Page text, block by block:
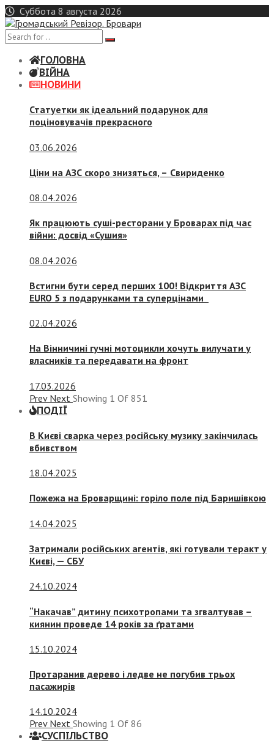
Skip
to
content
Суббота 8 августа 2026
ГОЛОВНА
ВІЙНА
НОВИНИ
Статуетки як ідеальний подарунок для
поціновувачів прекрасного
03.06.2026
Ціни на АЗС скоро знизяться, – Свириденко
08.04.2026
Як працюють суші-ресторани у Броварах під час
війни: досвід «Сушия»
08.04.2026
Встигни бути серед перших 100! Відкриття АЗС
EURO 5 з подарунками та суперцінами
02.04.2026
На Вінничині гучні мотоцикли хочуть вилучати у
власників та передавати на фронт
17.03.2026
Prev Next Showing 1 Of 851
ПОДІЇ
В Києві сварка через російську музику закінчилась
вбивством
18.04.2025
Пожежа на Броварщині: горіло поле під Баришівкою
14.04.2025
Затримали російських агентів, які готували теракт у
Києві, — СБУ
24.10.2024
“Накачав” дитину психотропами та згвалтував –
киянин проведе 14 років за ґратами
15.10.2024
Протаранив дерево і ледве не погубив трьох
пасажирів
14.10.2024
Prev Next Showing 1 Of 86
СУСПIЛЬСТВО